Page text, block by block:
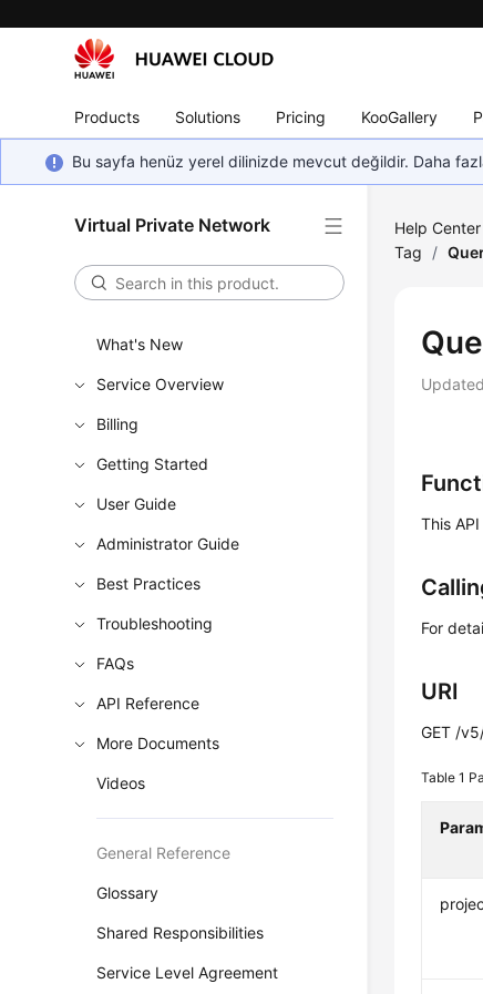
Products Solutions Pricing KooGallery
Bu sayfa henüz yerel dilinizde mevcut değildir. Daha
Virtual Private Network
What's New
Service Overview
Billing
Getting Started
User Guide
Administrator Guide
Best Practices
Troubleshooting
FAQs
API Reference
More Documents
Videos
General Reference
Glossary
Shared Responsibilities
Service Level Agreement
Help Center
Tag
/
This
For
URI
GET /
Table 1